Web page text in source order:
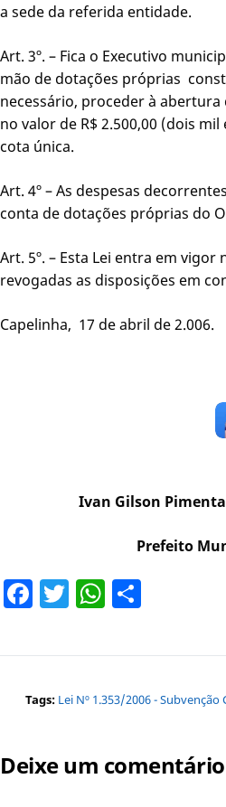
a sede da referida entidade.
Art. 3º. – Fica o Executivo
mão de dotações próprias
necessário, proceder à
no valor de R$ 2.500,00 (dois
cota única.
Art. 4º – As despesas
conta de dotações próprias do
Art. 5º. – Esta Lei entra em vigor
revogadas as disposições em
Capelinha, 17 de abril de 2.006.
Ivan Gilson
Prefeito
Facebook
TwitterWhatsApp
Tags: Lei Nº 1.353/2006 -
Deixe um comentário